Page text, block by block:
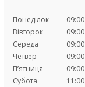
Понеділок 09:00
Вівторок
09:00
Середа
09:00
Четвер
09:00
Пʼятниця
09:00
Субота
11:00